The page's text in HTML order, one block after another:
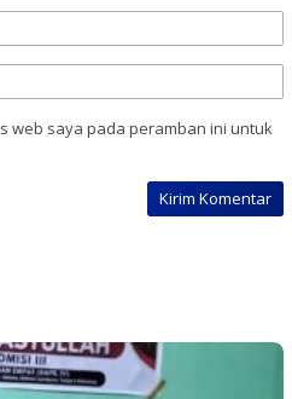
web saya pada peramban ini untuk